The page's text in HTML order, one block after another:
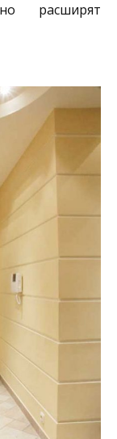
расширят